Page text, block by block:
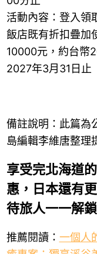
活動內容：登入領
飯店既有折扣疊加
10000元，約台幣
2027年3月31日止
備註說明：此篇為
島編輯李維唐整理
享受完北海道
惠，日本還有
待旅人一一解鎖
推薦閱讀： 一個人